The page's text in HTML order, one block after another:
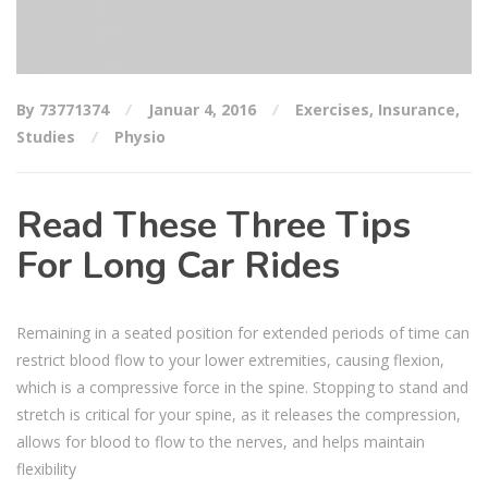
By 73771374 Januar 4, 2016 Exercises, Insurance,
Studies
Physio
Read These Three Tips
For Long Car Rides
Remaining in a seated position for extended periods of time can
restrict blood flow to your lower extremities, causing flexion,
which is a compressive force in the spine. Stopping to stand and
stretch is critical for your spine, as it releases the compression,
allows for blood to flow to the nerves, and helps maintain
flexibility